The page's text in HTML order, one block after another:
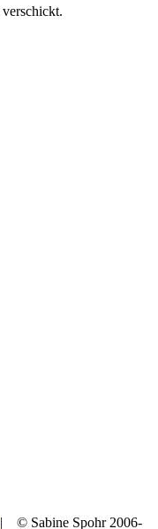
verschickt.
| © Sabine Spohr 2006-